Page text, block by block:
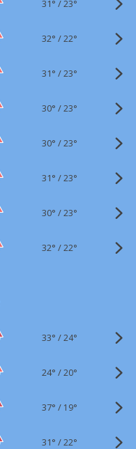
31° /23°
32° /22°
31° /23°
30° /23°
30° /23°
31° /23°
30° /23°
32° /22°
33° /24°
24° /20°
37° / 19°
31° /22°